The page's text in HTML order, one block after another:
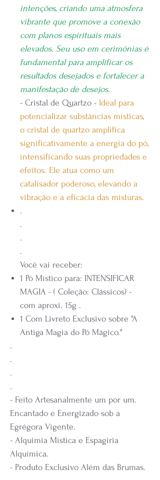
intenções, criando uma atmosfera
vibrante que promove a conexão
com planos espirituais mais
elevados. Seu uso em cerimônias é
fundamental para amplificar os
resultados desejados e fortalecer a
manifestação de desejos.
- Cristal de Quartzo - Ideal para
potencializar substâncias místicas,
o cristal de quartzo amplifica
significativamente a energia do pó,
intensificando suas propriedades e
efeitos. Ele atua como um
catalisador poderoso, elevando a
vibração e a eficácia das misturas.
.
.
.
.
Você vai receber:
1 Pó Místico para: INTENSIFICAR
MAGIA - ( Coleção: Clássicos) -
com aproxi. 15g .
1 Com Livreto Exclusivo sobre "A
Antiga Magia do Pó Mágico."
.
.
.
.
- Feito Artesanalmente um por um.
Encantado e Energizado sob a
Egrégora Vigente.
- Alquimia Mística e Espagiria
Alquímica.
- Produto Exclusivo Além das Brumas.